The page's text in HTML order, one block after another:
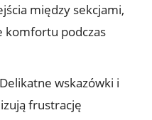
między sekcjami,
komfortu podczas
wskazówki i
frustrację